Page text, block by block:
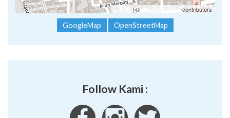
Leaflet | ©OpenStreetMapcontributors
GoogleMap OpenStreetMap
Follow Kami :